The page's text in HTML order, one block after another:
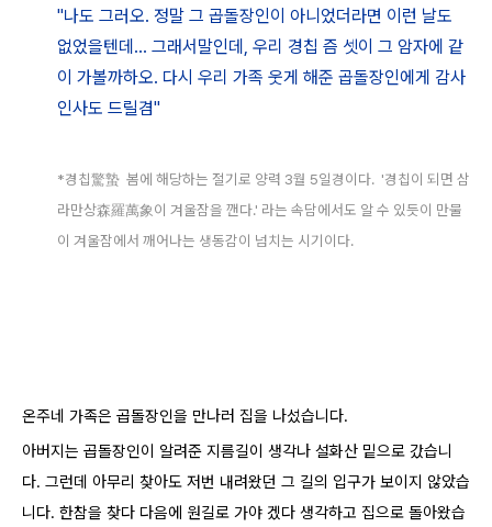
"나도 그러오. 정말 그 곱돌장인이 아니었더라면 이런 날도
없었을텐데... 그래서말인데, 우리 경칩 즘 셋이 그 암자에 같
이 가볼까하오. 다시 우리 가족 웃게 해준 곱돌장인에게 감사
인사도 드릴겸"
*경칩驚蟄 봄에 해당하는 절기로 양력 3월 5일경이다. '경칩이 되면 삼
라만상森羅萬象이 겨울잠을 깬다.' 라는 속담에서도 알 수 있듯이 만물
이 겨울잠에서 깨어나는 생동감이 넘치는 시기이다.
온주네 가족은 곱돌장인을 만나러 집을 나섰습니다.
아버지는 곱돌장인이 알려준 지름길이 생각나 설화산 밑으로 갔습니
다. 그런데 아무리 찾아도 저번 내려왔던 그 길의 입구가 보이지 않았습
니다. 한참을 찾다 다음에 원길로 가야 겠다 생각하고 집으로 돌아왔습